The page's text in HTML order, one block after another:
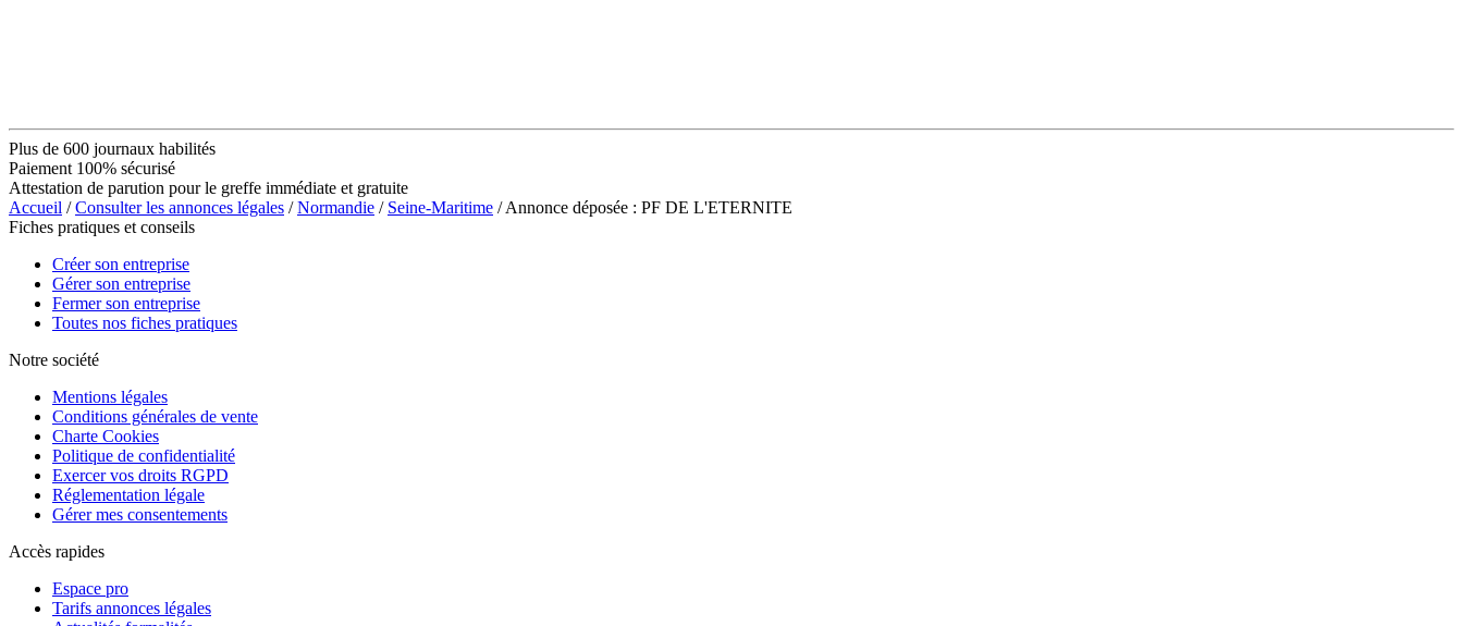
Plus de 600 journaux habilités
Paiement 100% sécurisé
Attestation de parution pour le greffe immédiate et gratuite
Accueil /Consulter les annonces légales /Normandie / Seine-Maritime / Annonce déposée : PF DE L'ETERNITE
Fiches pratiques et conseils
Créer son entreprise
Gérer son entreprise
Fermer son entreprise
Toutes nos fiches pratiques
Notre société
Mentions légales
Conditions générales de vente
Charte Cookies
Politique de confidentialité
Exercer vos droits RGPD
Réglementation légale
Gérer mes consentements
Accès rapides
Espace pro
Tarifs annonces légales